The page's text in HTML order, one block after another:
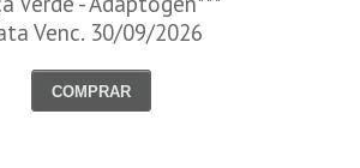
Venc. 30/09/2026
COMPRAR